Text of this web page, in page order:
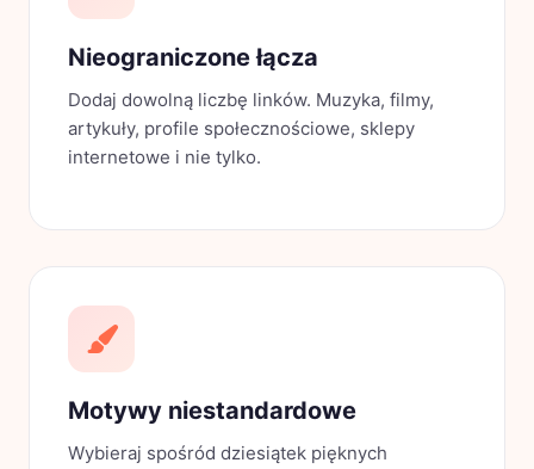
Nieograniczone łącza
Dodaj dowolną liczbę linków. Muzyka, filmy,
artykuły, profile społecznościowe, sklepy
internetowe i nie tylko.
Motywy niestandardowe
Wybieraj spośród dziesiątek pięknych